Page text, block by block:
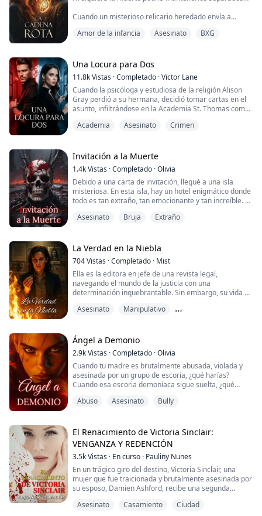
Cuando un misterioso relicario heredado envía a
inmersa en un mundo de magia y secretos.
lugar y tiempo. Shayne recibe un golpe devastador
cuando descubre que una cadena de eventos del
pasad...
Amor de la infancia Asesinato BXG
Una Locura para Dos
11.8kVistas ·Completado ·Victor Lane
Cuando la psicóloga y estudiosa de la religión Alison
Gray perdió a su hermana, decidió tomar cartas en el
asunto, infiltrándose en la Academia St. Thomas como
que profundizaba en la desaparición de su hermana,
El renombrado detective Oliver era encantador pero
arrogante. ...
Academia Asesinato Crimen
Invitación a la Muerte
1.4kVistas ·Completado ·Olivia
Debido a una carta de invitación, llegué a una isla
misteriosa. En esta isla, hay un hotel enigmático donde
todo es tan extraño, tan emocionante y tan increíble. Al
me di cuenta de que este es un lugar de muerte...
Asesinato Bruja Extraño
La Verdad en la Niebla
704Vistas ·Completado · Mist
Ella es la editora en jefe de una revista legal,
navegando el mundo de la justicia con una
determinación inquebrantable. Sin embargo, su vida se
fallece repentinamente.
casos legales bizarros y testigos misteriosos, todos los
cuales la llevan a una historia de hace más de 20 años,
una que ent...
Asesinato
Manipulativo
Ángel a Demonio
2.9kVistas ·Completado ·Olivia
Cuando tu madre es brutalmente abusada, violada y
asesinada por un grupo de escoria, ¿qué harías?
Cuando esa escoria demoníaca sigue suelta, ¿qué
Los ángeles no pueden enfrentarse a los demonios. La
demoníacos para luchar contra ellos...
Abuso Asesinato Bully
El Renacimiento de Victoria Sinclair:
VENGANZA Y REDENCIÓN
3.5kVistas · En curso · Pauliny Nunes
En un trágico giro del destino, Victoria Sinclair, una
mujer que fue traicionada y brutalmente asesinada por
su esposo, Damien Ashford, recibe una segunda
día después de su boda, Victoria se encuentra
Asesinato Casamiento Ciudad